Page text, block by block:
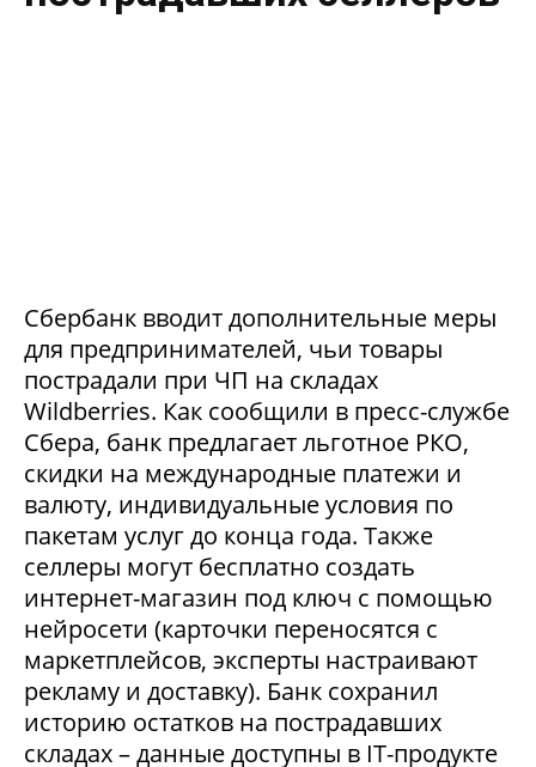
Сбербанк вводит дополнительные меры
для предпринимателей, чьи товары
пострадали при ЧП на складах
Wildberries. Как сообщили в пресс-службе
Сбера, банк предлагает льготное РКО,
скидки на международные платежи и
валюту, индивидуальные условия по
пакетам услуг до конца года. Также
селлеры могут бесплатно создать
интернет-магазин под ключ с помощью
нейросети (карточки переносятся с
маркетплейсов, эксперты настраивают
рекламу и доставку). Банк сохранил
историю остатков на пострадавших
складах – данные доступны в IT-продукте